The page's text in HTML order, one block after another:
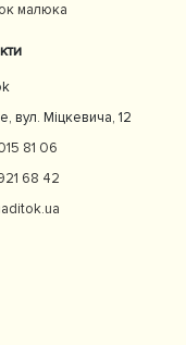
малюка
вул. Міцкевича, 12
81 06
68 42